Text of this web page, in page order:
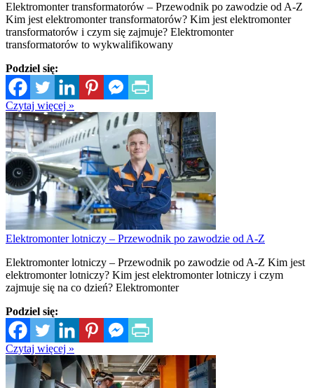
Elektromonter transformatorów – Przewodnik po zawodzie od A-Z
Kim jest elektromonter transformatorów? Kim jest elektromonter
transformatorów i czym się zajmuje? Elektromonter
transformatorów to wykwalifikowany
Podziel się:
Czytaj więcej »
Elektromonter lotniczy – Przewodnik po zawodzie od A-Z
Elektromonter lotniczy – Przewodnik po zawodzie od A-Z Kim jest
elektromonter lotniczy? Kim jest elektromonter lotniczy i czym
zajmuje się na co dzień? Elektromonter
Podziel się:
Czytaj więcej »